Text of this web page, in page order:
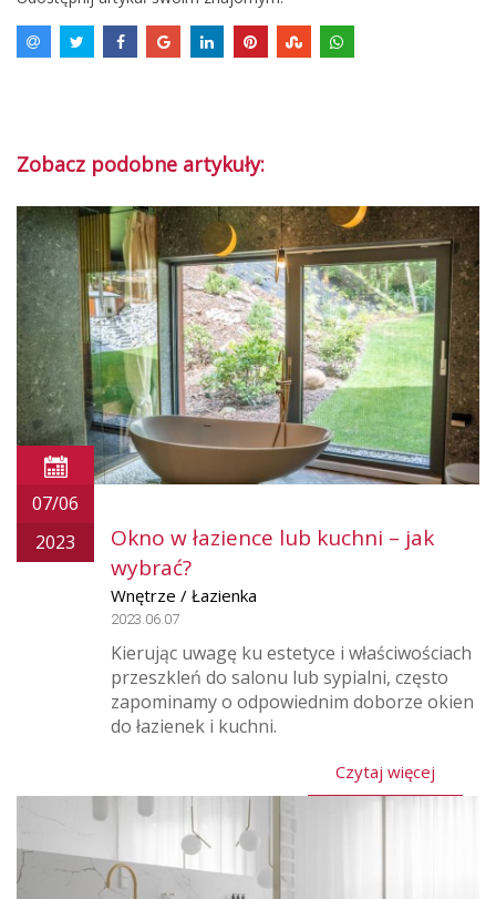
Zobacz podobne artykuły:
07/06
2023
Okno w łazience lub kuchni – jak
wybrać?
Wnętrze / Łazienka
2023.06.07
Kierując uwagę ku estetyce i właściwościach
przeszkleń do salonu lub sypialni, często
zapominamy o odpowiednim doborze okien
do łazienek i kuchni.
Czytaj więcej